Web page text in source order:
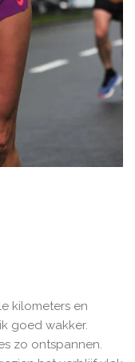
kilometers en
goed wakker.
zo ontspannen.